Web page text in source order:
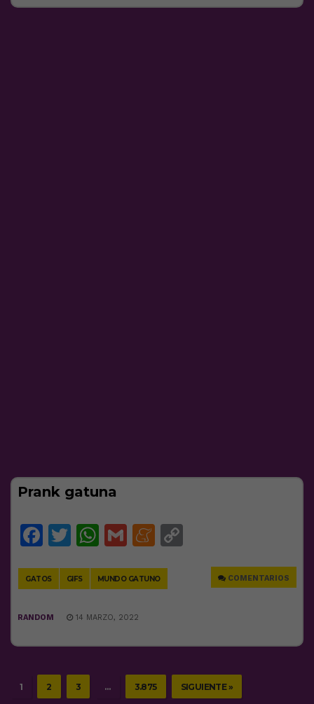
Prank gatuna
Facebook
Twitter
WhatsApp
GmailMeneame
GATOS GIFS MUNDO GATUNO COMENTARIOS
RANDOM 14 MARZO, 2022
1 2 3 … 3.875 SIGUIENTE »